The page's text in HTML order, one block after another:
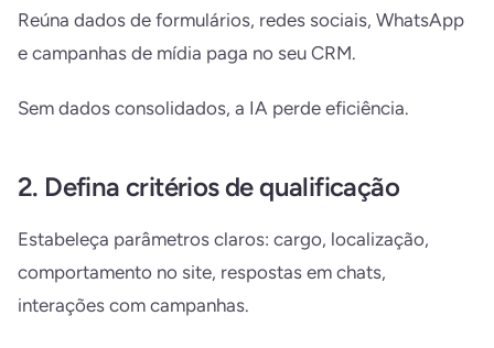
Reúna dados de formulários, redes sociais, WhatsApp
e campanhas de mídia paga no seu CRM.
Sem dados consolidados, a IA perde eficiência.
2. Defina critérios de qualificação
Estabeleça parâmetros claros: cargo, localização,
comportamento no site, respostas em chats,
interações com campanhas.